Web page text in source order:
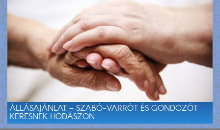
ÁLLÁSAJÁNLAT – SZABÓ-VARRÓT ÉS GONDOZÓT
KERESNEK HODÁSZON